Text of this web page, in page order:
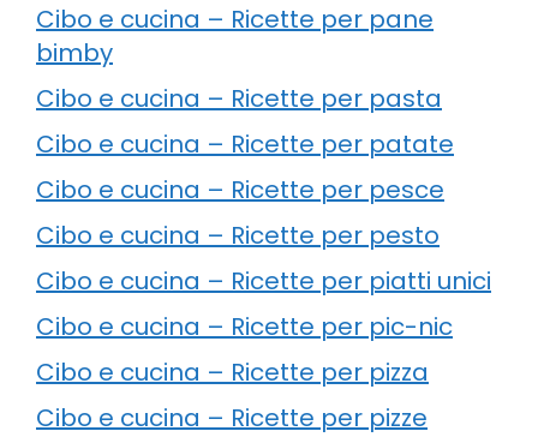
Cibo e cucina – Ricette per pane
bimby
Cibo e cucina – Ricette per pasta
Cibo e cucina – Ricette per patate
Cibo e cucina – Ricette per pesce
Cibo e cucina – Ricette per pesto
Cibo e cucina – Ricette per piatti unici
Cibo e cucina – Ricette per pic-nic
Cibo e cucina – Ricette per pizza
Cibo e cucina – Ricette per pizze